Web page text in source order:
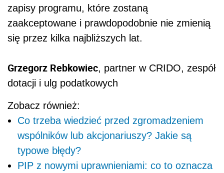
zapisy programu, które zostaną
zaakceptowane i prawdopodobnie nie zmienią
się przez kilka najbliższych lat.
Grzegorz Rebkowiec, partner w CRIDO, zespół
dotacji i ulg podatkowych
Zobacz również:
Co trzeba wiedzieć przed zgromadzeniem
wspólników lub akcjonariuszy? Jakie są
typowe błędy?
PIP z nowymi uprawnieniami: co to oznacza